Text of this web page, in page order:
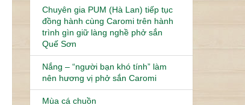
Chuyên gia PUM (Hà Lan) tiếp tục
đồng hành cùng Caromi trên hành
trình gìn giữ làng nghề phở sắn
Quế Sơn
Nắng – “người bạn khó tính” làm
nên hương vị phở sắn Caromi
Mùa cá chuồn